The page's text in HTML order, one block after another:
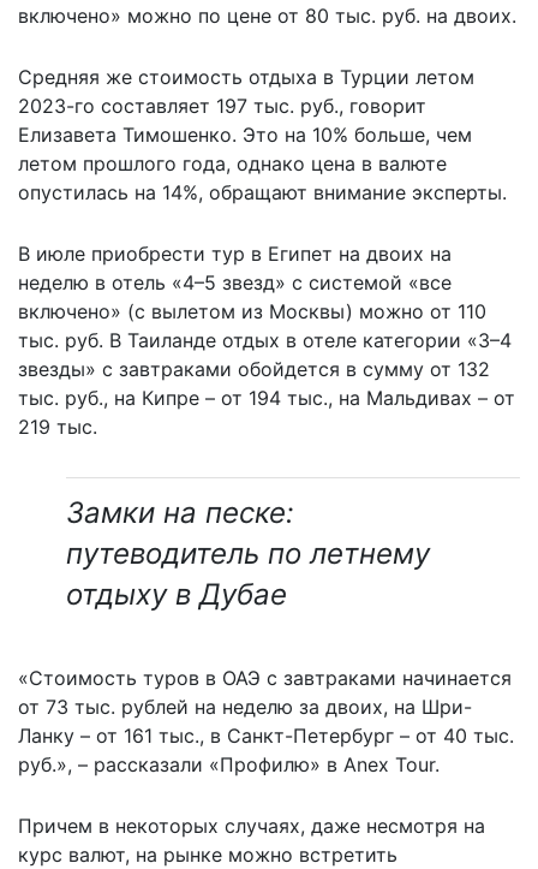
включено» можно по цене от 80 тыс. руб. на двоих.
Средняя же стоимость отдыха в Турции летом
2023-го составляет 197 тыс. руб., говорит
Елизавета Тимошенко. Это на 10% больше, чем
летом прошлого года, однако цена в валюте
опустилась на 14%, обращают внимание эксперты.
В июле приобрести тур в Египет на двоих на
неделю в отель «4–5 звезд» с системой «все
включено» (с вылетом из Москвы) можно от 110
тыс. руб. В Таиланде отдых в отеле категории «3–4
звезды» с завтраками обойдется в сумму от 132
тыс. руб., на Кипре – от 194 тыс., на Мальдивах – от
219 тыс.
Замки на песке:
путеводитель по летнему
отдыху в Дубае
«Стоимость туров в ОАЭ с завтраками начинается
от 73 тыс. рублей на неделю за двоих, на Шри-
Ланку – от 161 тыс., в Санкт-Петербург – от 40 тыс.
руб.», – рассказали «Профилю» в Anex Tour.
Причем в некоторых случаях, даже несмотря на
курс валют, на рынке можно встретить